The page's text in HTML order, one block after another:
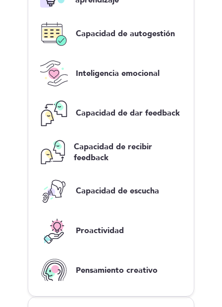
Capacidad de autogestión
Inteligencia emocional
Capacidad de dar feedback
Capacidad de recibir
feedback
Capacidad de escucha
Proactividad
Pensamiento creativo